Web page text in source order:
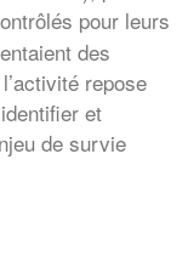
pour leurs
des
repose
et
de survie